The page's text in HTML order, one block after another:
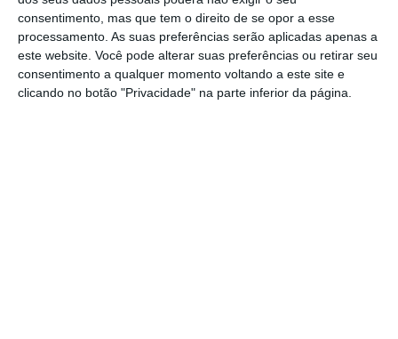
consentimento, mas que tem o direito de se opor a esse
processamento. As suas preferências serão aplicadas apenas a
este website. Você pode alterar suas preferências ou retirar seu
consentimento a qualquer momento voltando a este site e
clicando no botão "Privacidade" na parte inferior da página.
Emma Navarro, vice-presidente do BEI, na
conferência de imprensa de apresentação de
resultados da atividade do banco em
Portugal.